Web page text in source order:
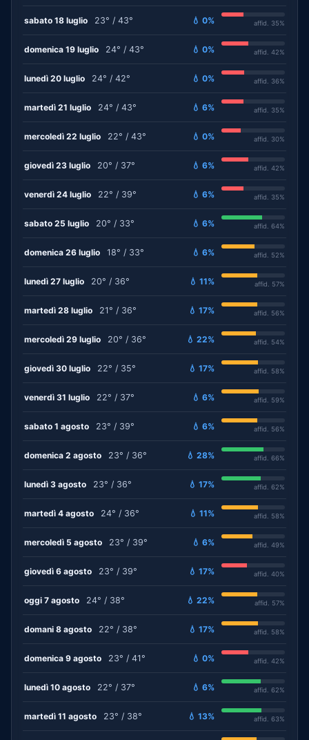
sabato 18 luglio 23° / 43° 💧 0% affid. 35%
domenica 19 luglio 24° / 43° 💧 0% affid. 42%
lunedì 20 luglio 24° / 42° 💧 0% affid. 36%
martedì 21 luglio 24° / 43° 💧 6% affid. 35%
mercoledì 22 luglio 22° / 43° 💧 0% affid. 30%
giovedì 23 luglio 20° / 37° 💧 6% affid. 42%
venerdì 24 luglio 22° / 39° 💧 6% affid. 35%
sabato 25 luglio 20° / 33° 💧 6% affid. 64%
domenica 26 luglio 18° / 33° 💧 6% affid. 52%
lunedì 27 luglio 20° / 36° 💧 11% affid. 57%
martedì 28 luglio 21° / 36° 💧 17% affid. 56%
mercoledì 29 luglio 20° / 36° 💧 22% affid. 54%
giovedì 30 luglio 22° / 35° 💧 17% affid. 58%
venerdì 31 luglio 22° / 37° 💧 6% affid. 59%
sabato 1 agosto 23° / 39° 💧 6% affid. 56%
domenica 2 agosto 23° / 36° 💧 28% affid. 66%
lunedì 3 agosto 23° / 36° 💧 17% affid. 62%
martedì 4 agosto 24° / 36° 💧 11% affid. 58%
mercoledì 5 agosto 23° / 39° 💧 6% affid. 49%
giovedì 6 agosto 23° / 39° 💧 17% affid. 40%
oggi 7 agosto 24° / 38° 💧 22% affid. 57%
domani 8 agosto 22° / 38° 💧 17% affid. 58%
domenica 9 agosto 23° / 41° 💧 0% affid. 42%
lunedì 10 agosto 22° / 37° 💧 6% affid. 62%
martedì 11 agosto 23° / 38° 💧 13% affid. 63%